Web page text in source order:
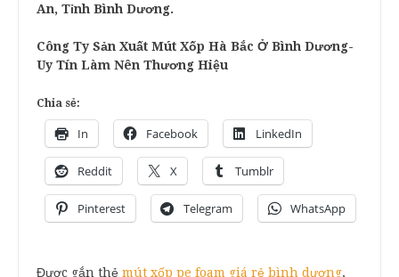
An, Tỉnh Bình Dương.
Công Ty Sản Xuất Mút Xốp Hà Bắc Ở Bình Dương-
Uy Tín Làm Nên Thương Hiệu
Chia sẻ:
In Facebook LinkedIn
Reddit X Tumblr
Pinterest Telegram WhatsApp
Được gắn thẻ mút xốp pe foam giá rẻ bình dương,